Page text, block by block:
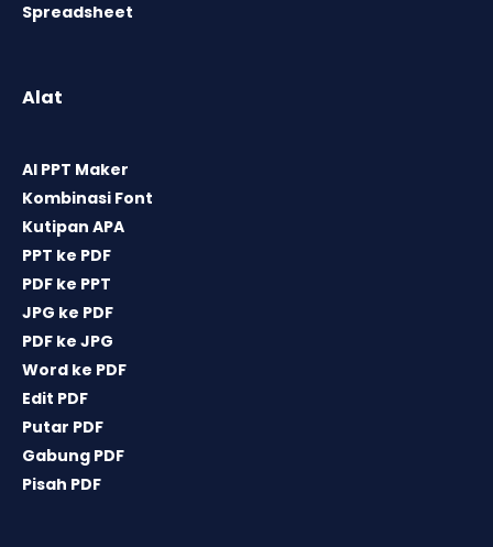
Spreadsheet
Alat
AI PPT Maker
Kombinasi Font
Kutipan APA
PPT ke PDF
PDF ke PPT
JPG ke PDF
PDF ke JPG
Word ke PDF
Edit PDF
Putar PDF
Gabung PDF
Pisah PDF